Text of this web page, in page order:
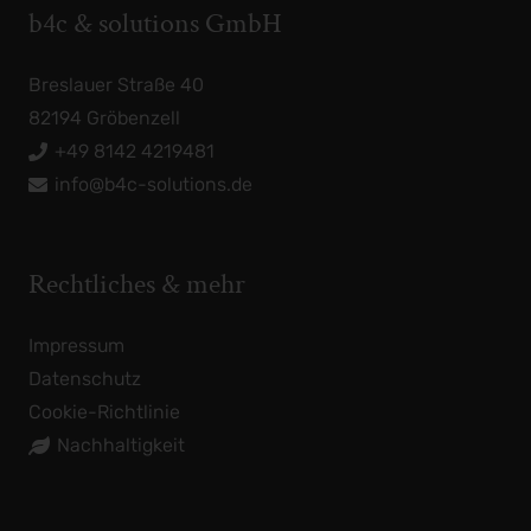
b4c & solutions GmbH
Breslauer Straße 40
82194 Gröbenzell
+49 8142 4219481
info@b4c-solutions.de
Rechtliches & mehr
Impressum
Datenschutz
Cookie-Richtlinie
Nachhaltigkeit